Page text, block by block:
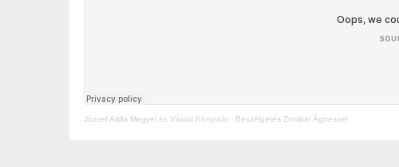
József Attila Megyei és Városi Könyvtár · Beszélgetés Zombai Ágnessel